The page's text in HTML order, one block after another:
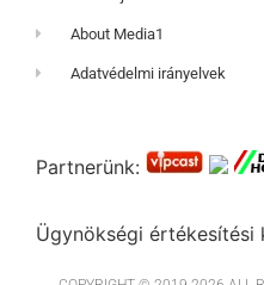
About Media1
Adatvédelmi irányelvek
Partnerünk:
Ügynökségi értékesítési